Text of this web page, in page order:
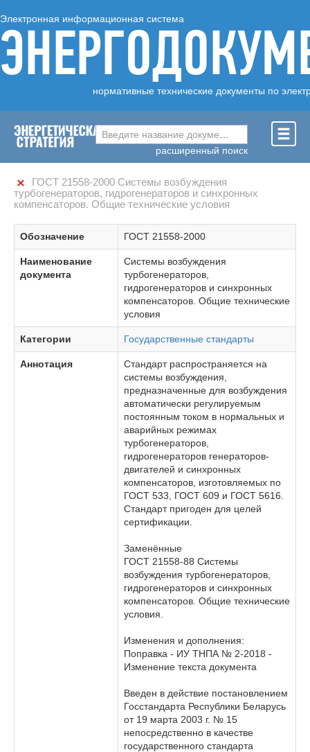
Электронная информационная система
нормативные технические документы по
Введите название документа ...
расширенный поиск
ГОСТ 21558-2000 Системы возбуждения
турбогенераторов, гидрогенераторов и синхронных
компенсаторов. Общие технические условия
Обозначение ГОСТ 21558-2000
Наименование
документа
Системы возбуждения
турбогенераторов,
гидрогенераторов и синхронных
компенсаторов. Общие технические
условия
Категории Государственные стандарты
Аннотация
Стандарт распространяется на
системы возбуждения,
предназначенные для возбуждения
автоматически регулируемым
постоянным током в нормальных и
аварийных режимах
турбогенераторов,
гидрогенераторов генераторов-
двигателей и синхронных
компенсаторов, изготовляемых по
ГОСТ 533, ГОСТ 609 и ГОСТ 5616.
Стандарт пригоден для целей
сертификации.
Заменённые
ГОСТ 21558-88 Системы
возбуждения турбогенераторов,
гидрогенераторов и синхронных
компенсаторов. Общие технические
условия.
Изменения и дополнения:
Поправка - ИУ ТНПА № 2-2018 -
Изменение текста документа
Введен в действие постановлением
Госстандарта Республики Беларусь
от 19 марта 2003 г. № 15
непосредственно в качестве
государственного стандарта